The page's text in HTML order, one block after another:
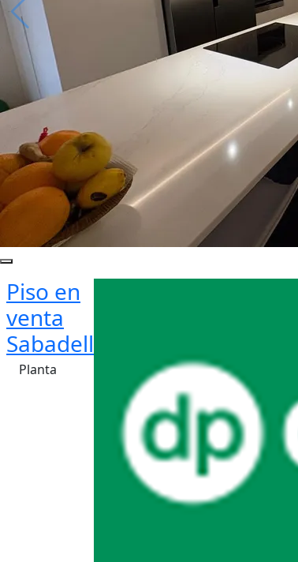
Piso en
venta
Sabadell
Planta